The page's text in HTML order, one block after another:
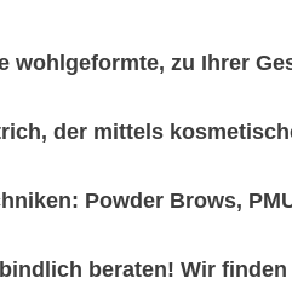
wohlgeformte, zu Ihrer
der mittels
Powder Brows,
beraten! Wir finden